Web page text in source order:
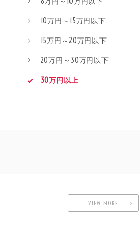
10万円～15万円以下
15万円～20万円以下
20万円～30万円以下
30万円以上
VIEW MORE